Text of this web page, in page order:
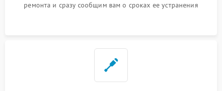
ремонта и сразу сообщим вам о сроках ее устранения